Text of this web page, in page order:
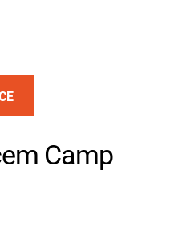
Camp